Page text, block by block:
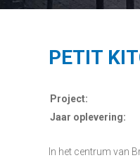
PETIT
Project:
Jaar oplevering:
In het centrum van